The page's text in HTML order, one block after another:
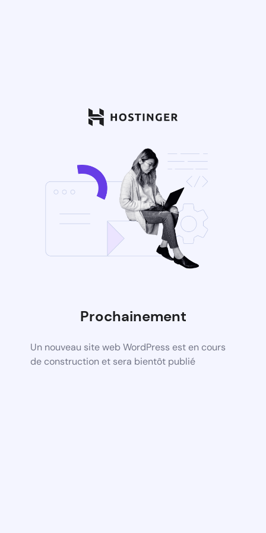
Prochainement
Un nouveau site web WordPress est en cours
de construction et sera bientôt publié